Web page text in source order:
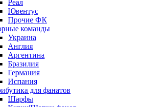
Реал
Ювентус
Прочие ФК
команды
Украина
Англия
Аргентина
Бразилия
Германия
Испания
для фанатов
Шарфы